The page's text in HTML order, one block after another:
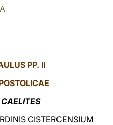
中文
PP. II
CISTERCENSIUM